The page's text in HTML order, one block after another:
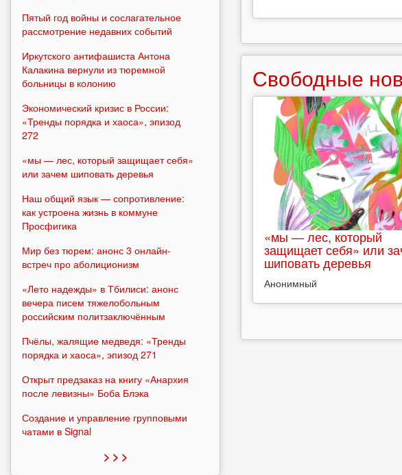
Свободные
«мы — лес, который
защищает себя» или
шиповать деревья
Анонимный
Пятый год войны и сослагательное
рассмотрение недавних событий
Иркутского антифашиста Антона
Калакина вернули из тюремной
больницы в колонию
Экономический кризис в России:
«Тренды порядка и хаоса», эпизод
272
«мы — лес, который защищает себя»
или зачем шиповать деревья
Наш общий язык — сопротивление:
как устроена жизнь в коммуне
Просфигика
Мир без тюрем: анонс 3 онлайн-
встреч про аболиционизм
«Лето надежды» в Тбилиси: анонс
вечера писем тяжелобольным
российским политзаключённым
Пчёлы, жалящие медведя: «Тренды
порядка и хаоса», эпизод 271
Открыт предзаказ на книгу «Анархия
после левизны» Боба Блэка
Создание и управление групповыми
чатами в Signal
> > >